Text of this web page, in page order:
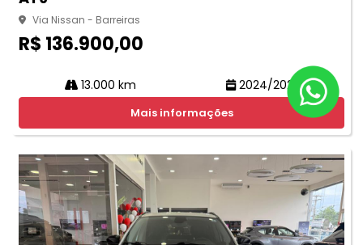
Via Nissan - Barreiras
R$ 136.900,00
13.000 km 2024/2025
Mais informações